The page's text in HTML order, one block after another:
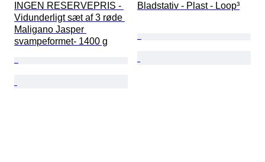
INGEN RESERVEPRIS -
Vidunderligt sæt af 3 røde
Maligano Jasper
svampeformet- 1400 g
Bladstativ - Plast - Loop³